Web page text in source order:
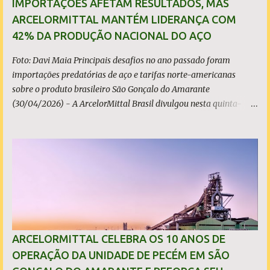
IMPORTAÇÕES AFETAM RESULTADOS, MAS
ARCELORMITTAL MANTÉM LIDERANÇA COM
42% DA PRODUÇÃO NACIONAL DO AÇO
Foto: Davi Maia Principais desafios no ano passado foram
importações predatórias de aço e tarifas norte-americanas
sobre o produto brasileiro São Gonçalo do Amarante
(30/04/2026) - A ArcelorMittal Brasil divulgou nesta quinta-
e operacionais da organização e de todo o setor do aço brasileiro.
Ainda assim, a empresa manteve-se como líder no Brasil, com
42% da produção nacional de aço bruto, os investimentos
programados e permaneceu firme em seus valores de segurança,
sustentabilidade, qualidade e liderança. A produção total de aço
somou 15,14 milhões de toneladas – um recuo de 1,3% em
relação a 2024. A produção de minério de ferro atingiu 2,34
ARCELORMITTAL CELEBRA OS 10 ANOS DE
OPERAÇÃO DA UNIDADE DE PECÉM EM SÃO